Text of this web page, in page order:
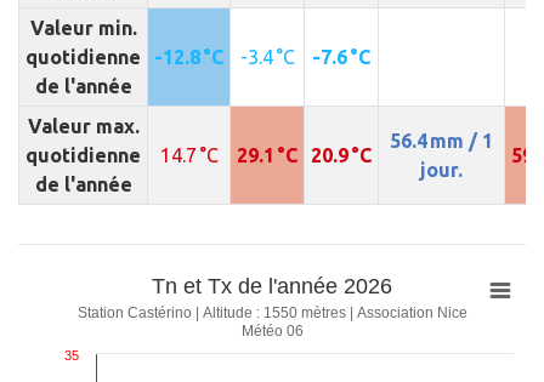
Valeur min.
quotidienne
de l'année
-12.8 °C -3.4 °C -7.6 °C
Valeur max.
quotidienne
de l'année
14.7 °C 29.1 °C 20.9 °C
56.4 mm / 1
jour.
Tn et Tx de l'année 2026
Station Castérino | Altitude : 1550 mètres | Association Nice
Météo 06
35